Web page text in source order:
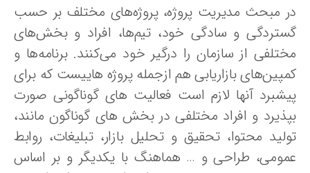
مبحث مدیریت پروژه، پروژه‌های مختلف بر حسب
و سادگی خود، تیم‌ها، افراد و بخش‌های
از سازمان را درگیر خود می‌کنند. برنامه‌ها و
بازاریابی هم ازجمله پروژه‌ هاییست که برای
آنها لازم است فعالیت های گوناگونی صورت
و افراد مختلفی در بخش های گوناگون مانند،
محتوا، تحقیق و تحلیل بازار، تبلیغات، روابط
طراحی و … هماهنگ با یکدیگر و بر اساس